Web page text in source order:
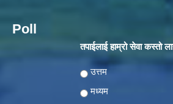
Poll
तपाईलाई हाम्रो सेवा कस्तो
Choices
उत्तम
मध्यम